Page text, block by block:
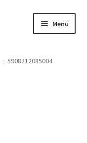
Menu
5908212085004